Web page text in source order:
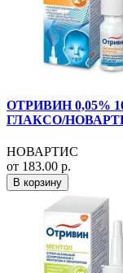
ОТРИВИН 0,05%
ГЛАКСО/
НОВАРТИС
от 183.00 р.
В корзину